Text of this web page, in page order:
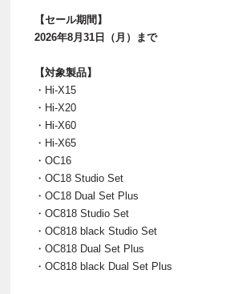
【セール期間】
2026年8月31日（月）まで
【対象製品】
・Hi-X15
・Hi-X20
・Hi-X60
・Hi-X65
・OC16
・OC18 Studio Set
・OC18 Dual Set Plus
・OC818 Studio Set
・OC818 black Studio Set
・OC818 Dual Set Plus
・OC818 black Dual Set Plus